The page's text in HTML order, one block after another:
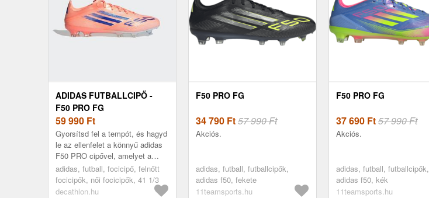
ADIDAS FUTBALLCIPŐ -
F50 PRO FG
59 990 Ft
Gyorsítsd fel a tempót, és hagyd
le az ellenfelet a könnyű adidas
F50 PRO cipővel, amelyet a
gyors játékosok számára
terveztek. Élvezd a Sprintplat...
adidas, futball, focicipő, felnőtt
focicipők, női focicipők, 41 1/3
decathlon.hu
F50 PRO FG
34 790 Ft57 990 Ft
Akciós.
adidas, futball, futballcipők,
adidas f50, fekete
11teamsports.hu
F50 PRO FG
37 690 Ft57 990 Ft
Akciós.
adidas, futball, futballcipők,
adidas f50, kék
11teamsports.hu